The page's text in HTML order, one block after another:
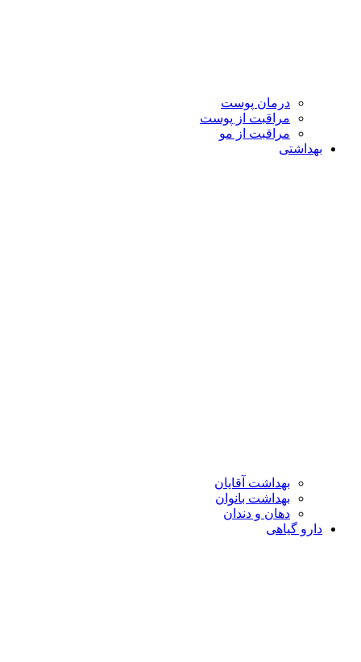
درمان پوست
مراقبت از پوست
مراقبت از مو
بهداشتی
بهداشت آقایان
بهداشت بانوان
دهان و دندان
دارو گیاهی